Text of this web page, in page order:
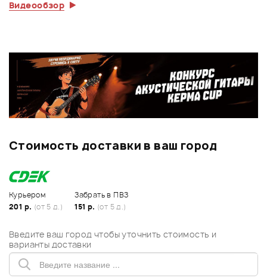
Видеообзор
Стоимость доставки в ваш город
Курьером
201 р. (от 5 д.)
Забрать в ПВЗ
151 р. (от 5 д.)
Введите ваш город чтобы уточнить стоимость и
варианты доставки